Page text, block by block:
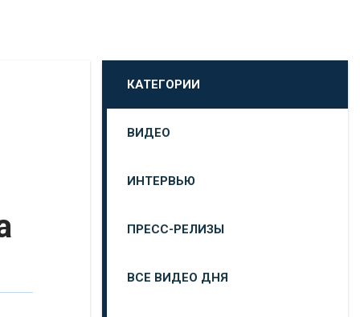
КАТЕГОРИИ
ВИДЕО
ИНТЕРВЬЮ
ПРЕСС-РЕЛИЗЫ
ВСЕ ВИДЕО ДНЯ